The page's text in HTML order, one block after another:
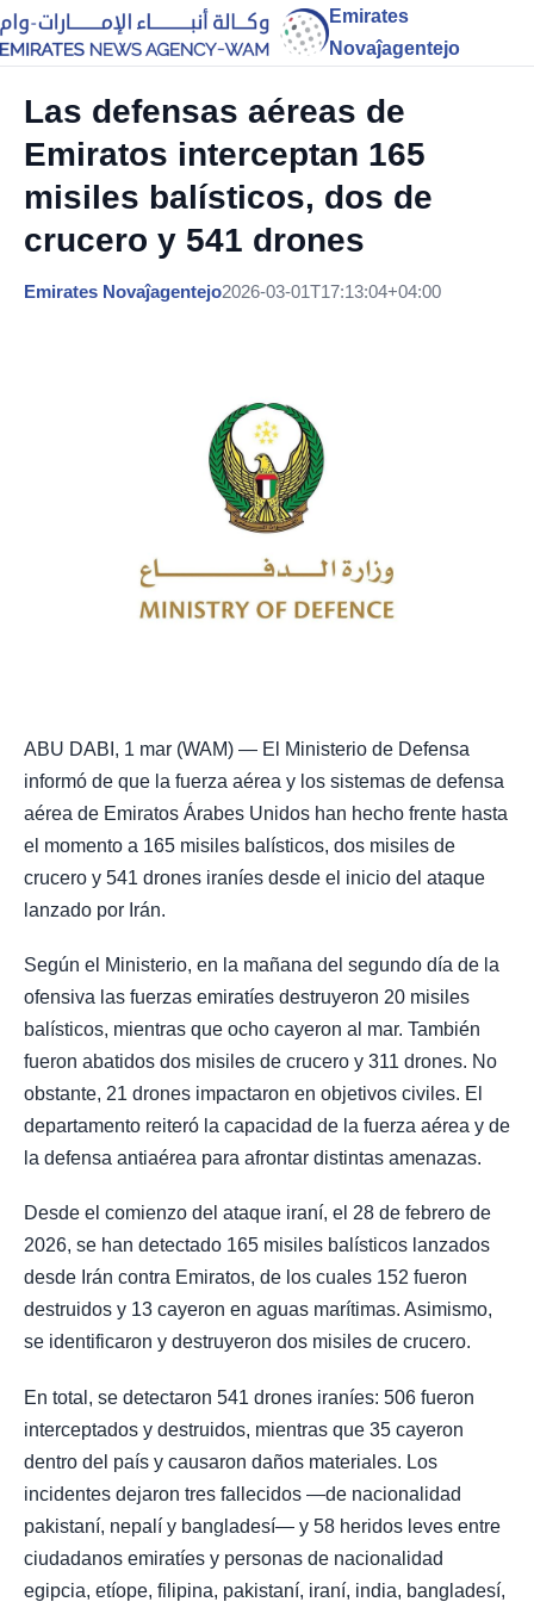
Emirates
Novaĵagentejo
Las defensas aéreas de
Emiratos interceptan 165
misiles balísticos, dos de
crucero y 541 drones
Emirates Novaĵagentejo2026-03-01T17:13:04+04:00
ABU DABI, 1 mar (WAM) — El Ministerio de Defensa
informó de que la fuerza aérea y los sistemas de defensa
aérea de Emiratos Árabes Unidos han hecho frente hasta
el momento a 165 misiles balísticos, dos misiles de
crucero y 541 drones iraníes desde el inicio del ataque
lanzado por Irán.
Según el Ministerio, en la mañana del segundo día de la
ofensiva las fuerzas emiratíes destruyeron 20 misiles
balísticos, mientras que ocho cayeron al mar. También
fueron abatidos dos misiles de crucero y 311 drones. No
obstante, 21 drones impactaron en objetivos civiles. El
departamento reiteró la capacidad de la fuerza aérea y de
la defensa antiaérea para afrontar distintas amenazas.
Desde el comienzo del ataque iraní, el 28 de febrero de
2026, se han detectado 165 misiles balísticos lanzados
desde Irán contra Emiratos, de los cuales 152 fueron
destruidos y 13 cayeron en aguas marítimas. Asimismo,
se identificaron y destruyeron dos misiles de crucero.
En total, se detectaron 541 drones iraníes: 506 fueron
interceptados y destruidos, mientras que 35 cayeron
dentro del país y causaron daños materiales. Los
incidentes dejaron tres fallecidos —de nacionalidad
pakistaní, nepalí y bangladesí— y 58 heridos leves entre
ciudadanos emiratíes y personas de nacionalidad
egipcia, etíope, filipina, pakistaní, iraní, india, bangladesí,